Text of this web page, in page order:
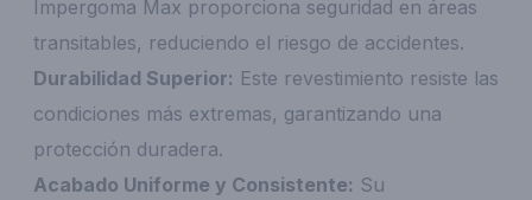
Impergoma Max proporciona seguridad en áreas
transitables, reduciendo el riesgo de accidentes.
Durabilidad Superior: Este revestimiento resiste las
condiciones más extremas, garantizando una
protección duradera.
Acabado Uniforme y Consistente: Su